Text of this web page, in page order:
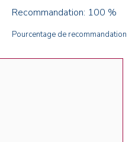
Recommandation: 100 %
Pourcentage de recommandation